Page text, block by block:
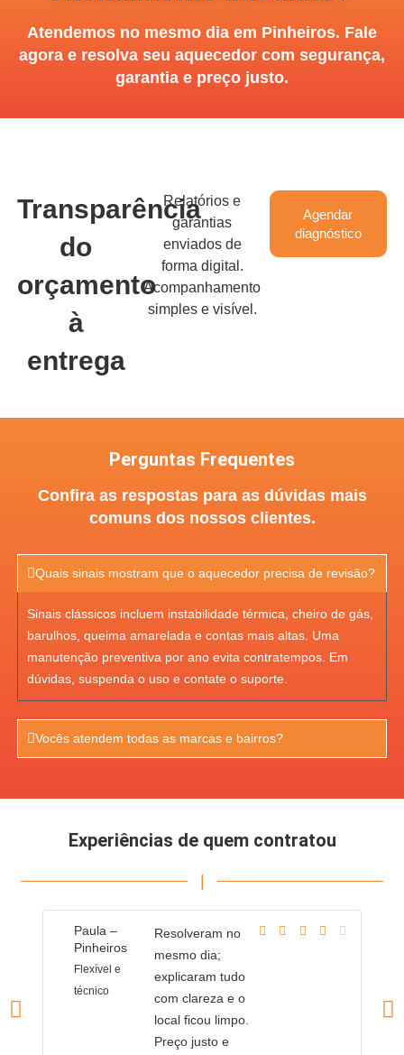
Atendemos no mesmo dia em Pinheiros. Fale
agora e resolva seu aquecedor com segurança,
garantia e preço justo.
Transparência
do
orçamento
à
entrega
Relatórios e
garantias
enviados de
forma digital.
Acompanhamento
simples e visível.
Agendar
diagnóstico
Perguntas Frequentes
Confira as respostas para as dúvidas mais
comuns dos nossos clientes.
Quais sinais mostram que o aquecedor precisa de revisão?
Sinais clássicos incluem instabilidade térmica, cheiro de gás,
barulhos, queima amarelada e contas mais altas. Uma
manutenção preventiva por ano evita contratempos. Em
dúvidas, suspenda o uso e contate o suporte.
Vocês atendem todas as marcas e bairros?
Experiências de quem contratou
Paula –
Pinheiros
Flexível e
técnico
Resolveram no
mesmo dia;
explicaram tudo
com clareza e o
local ficou limpo.
Preço justo e